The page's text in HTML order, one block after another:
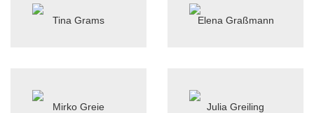
Tina Grams Elena Graßmann
Mirko Greie Julia Greiling